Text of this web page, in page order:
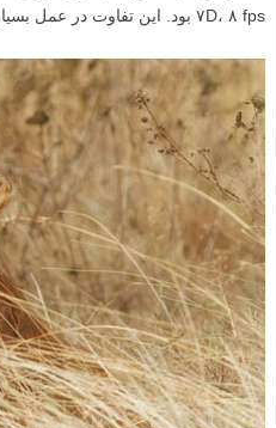
۷D، ۸ fps بود. این تفاوت در عمل بسیار زیاد بود.